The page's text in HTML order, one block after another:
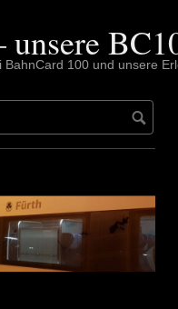
unsere
100 und unsere